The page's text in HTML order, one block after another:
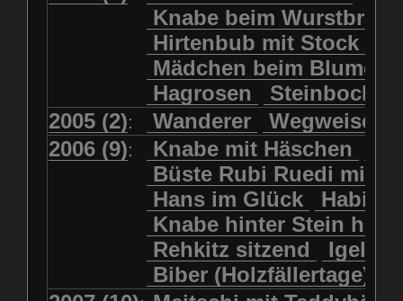
Mädchen beim Blumenpflücken
Mädchen in Regenjacke
Mädchen in Regenjacke und
Mädchen mit Regenmolch
Mädchen mit Schmetterling
Mätti Grossmann-Michel
Meitschi (Rundweg)
Meitschi mit Teddybär
Pilzfraueli Risetenmandli
Sitzender Knabe Tengeler
Wanderer
Wanderer beim Schuhbinden
Luchs schreitend
Luchs sitzend Murmeltier
Murmeltiere Rehbockkopf
Rehkitz Rehkitz sitzend
Salamader Schmetterling
Schmetterlinge Schnecke
Schwarznasenschaf
Schwarznasenschaf mit Kalb
Steinbock
Steinbock Steinmarder
Uhu Uhu mit Jungen
Knabe beim
Hirtenbub mit Stock
Mädchen beim
Hagrosen
Steinbock
2005 (2): Wanderer
Wegweiser
2006 (9): Knabe mit Häschen
Büste Rubi Ruedi mit
Hans im Glück
Knabe hinter Stein
Rehkitz sitzend
Igel
Biber (Holzfällertage)